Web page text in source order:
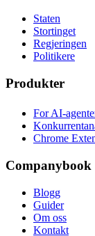
Staten
Stortinget
Regjeringen
Politikere
Produkter
For AI-
Chrome
Companybook
Blogg
Guider
Om oss
Kontakt